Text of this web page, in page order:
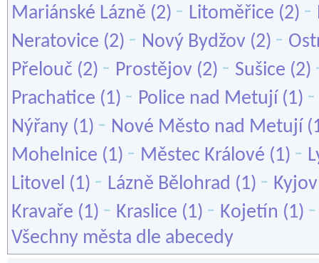
Mariánské Lázně (2) - Litoměřice (2) -
Neratovice (2) - Nový Bydžov (2) -
Přelouč (2) - Prostějov (2) - Sušice (2)
Prachatice (1) - Police nad Metují (1)
Nýřany (1) - Nové Město nad Metují
Mohelnice (1) - Městec Králové (1) -
Litovel (1) - Lázně Bělohrad (1) - Kyjov
Kravaře (1) - Kraslice (1) - Kojetín (1)
Všechny města dle abecedy